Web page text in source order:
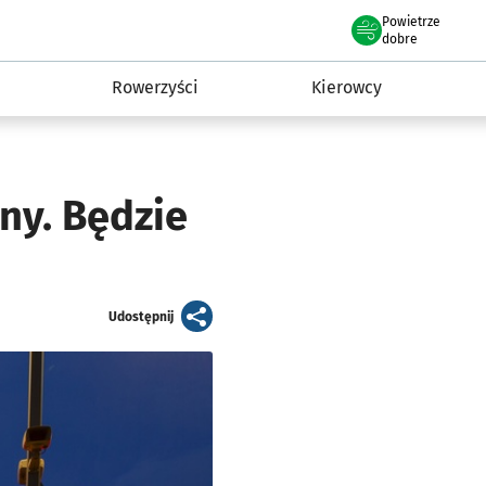
Powietrze
we Wrocławiu
dobre
Rowerzyści Kierowcy
Będzie
Udostępnijartykuł